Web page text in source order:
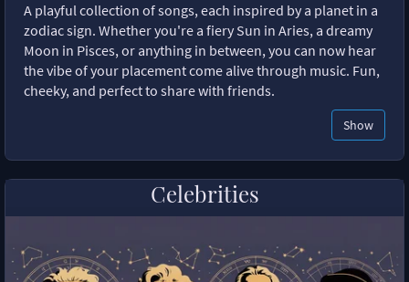
A playful collection of songs, each inspired by a planet in a
zodiac sign. Whether you're a fiery Sun in Aries, a dreamy
Moon in Pisces, or anything in between, you can now hear
the vibe of your placement come alive through music. Fun,
cheeky, and perfect to share with friends.
Show
Celebrities